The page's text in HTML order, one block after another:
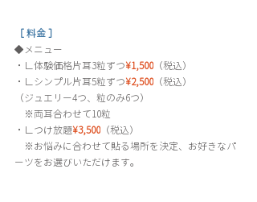
［ 料金 ］
◆メニュー
・ ∟体験価格片耳3粒ずつ¥1,500 （税込）
・∟シンプル片耳5粒ずつ¥2,500 （税込）
（ジュエリー4つ、粒のみ6つ）
※両耳合わせて10粒
・∟つけ放題¥3,500 （税込）
※お悩みに合わせて貼る場所を決定、お好きなパ
ーツをお選びいただけます。